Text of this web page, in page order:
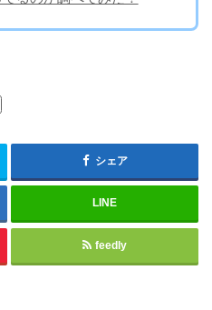
シェア
LINE
feedly